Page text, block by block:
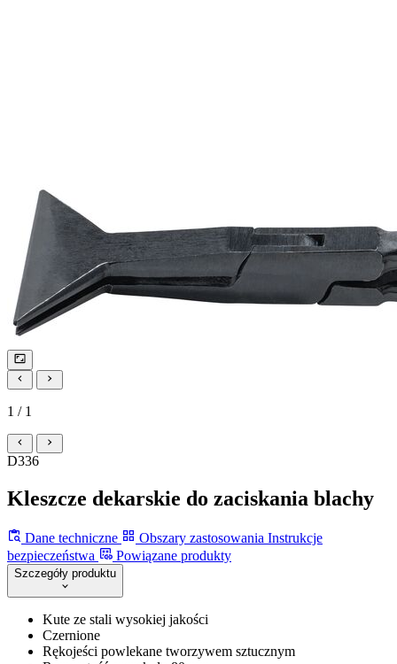
1 / 1
D336
Kleszcze dekarskie do zaciskania blachy
Dane techniczne Obszary zastosowania Instrukcje
bezpieczeństwa
Powiązane produkty
Szczegóły produktu
Kute ze stali wysokiej jakości
Czernione
Rękojeści powlekane tworzywem sztucznym